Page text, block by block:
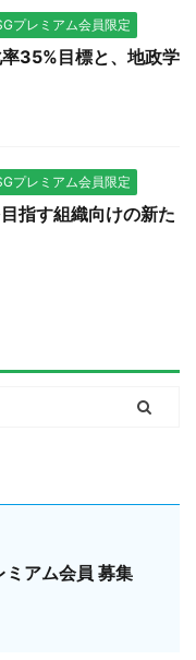
プレミアム会員限定
35%目標と、地政学
プレミアム会員限定
指す組織向けの新た
ミアム会員 募集